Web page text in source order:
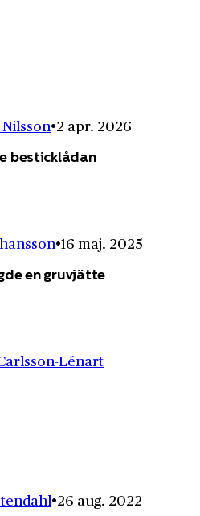
2 apr. 2026
besticklådan
16 maj. 2025
en gruvjätte
Lénart
26 aug. 2022